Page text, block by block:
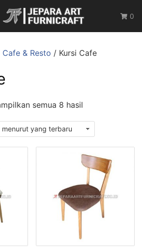
0
Cafe & Resto / Kursi Cafe
semua 8 hasil